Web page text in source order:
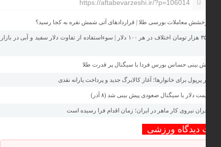
https://aftabevarzeshi.ir/?p=106014
معاملات بورسی طلا | قراردادهای آتی شمش نقره به کجا رسید؟
۳۵۰ هزار تومان اختلاف در هر ۱۰۰ دلار | سوءاستفاده از تفاوت دلار سفید و آبی در بازار
بینی حساس بورس فردا با سیگنال پر قدرت طلا
پرپول برای خانوارها؛ آغاز کالابرگ جدید و پرداخت یارانه نقدی
دلار با سیگنال صعودی پیش بینی شد (۸ آذر)
نیروی کار ماهر در ایران؛ زمان اقدام فرا رسیده است
دیدگاه ورزشی